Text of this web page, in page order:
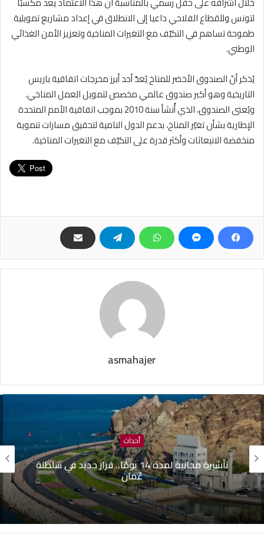
لتونس وللقطاع الفلاحي داعيا إلى الانطلاق في إعداد مشاريع تمويلية
طموحة تساهم في التكيّف مع التغيرات المناخية وتعزيز الأمن الغذائي
الوطني.
يُذكر أنّ الصندوق الأخضر للمناخ يُعدّ أحد أبرز مخرجات اتفاقية باريس
التاريخية وهو أكبر صندوق عالمي مخصص لتمويل العمل المناخي.
ويُعنى الصندوق، الذي أُنشأ سنة 2010 بموجب اتفاقية الأمم المتحدة
الإطارية بشأن تغيّر المناخ، بدعم الدول النامية لتحقيق مسارات تنموية
منخفضة الانبعاثات وأكثر قدرة على التكيّف مع التغيرات المناخية.
asmahajer
أحداث
تأشيرة مجانية لمدة 14 يومًا.. قرار جديد في سلطنة
عُمان
ظافر